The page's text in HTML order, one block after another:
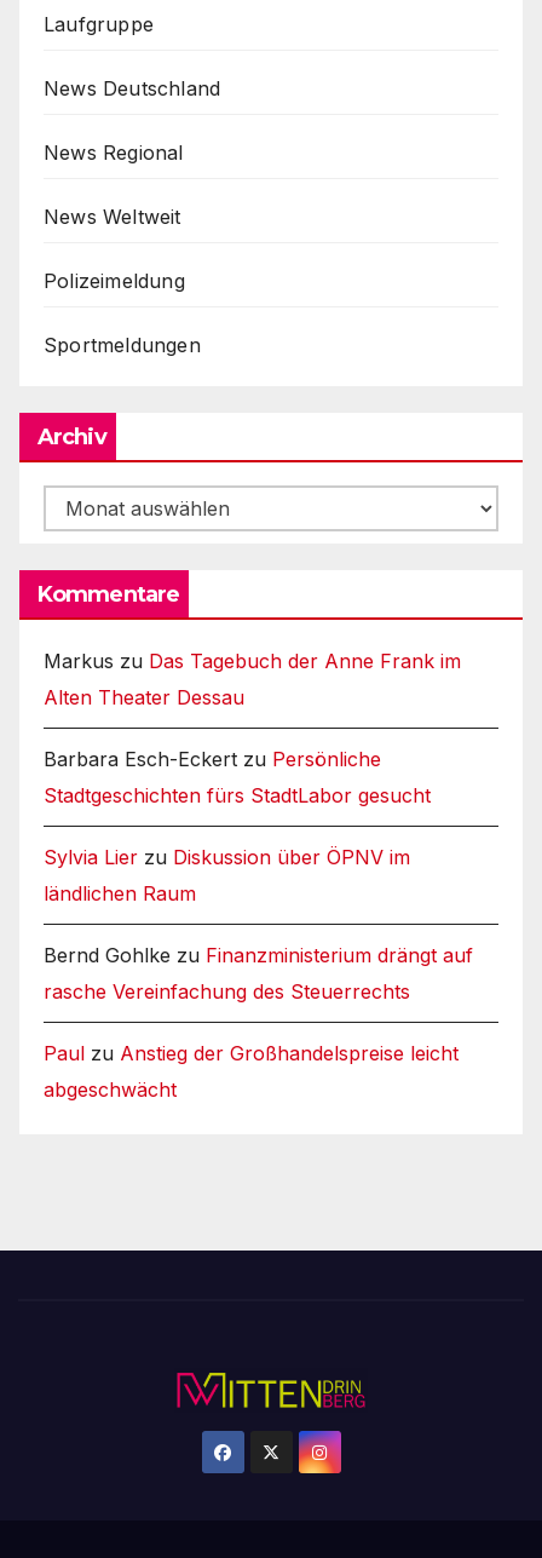
Laufgruppe
News Deutschland
News Regional
News Weltweit
Polizeimeldung
Sportmeldungen
Archiv
Archiv
Kommentare
Markus zu Das Tagebuch der Anne Frank im
Alten Theater Dessau
Barbara Esch-Eckert zu Persönliche
Stadtgeschichten fürs StadtLabor gesucht
Sylvia Lier zu Diskussion über ÖPNV im
ländlichen Raum
Bernd Gohlke zu Finanzministerium drängt auf
rasche Vereinfachung des Steuerrechts
Paul zu Anstieg der Großhandelspreise leicht
abgeschwächt